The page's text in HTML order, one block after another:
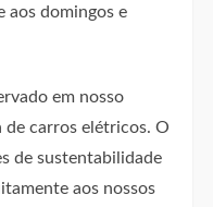
aos domingos e
em nosso
de carros elétricos. O
de sustentabilidade
aos nossos